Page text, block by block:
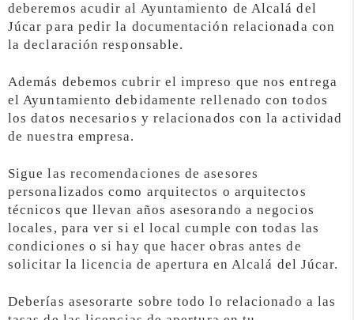
deberemos acudir al Ayuntamiento de Alcalá del
Júcar para pedir la documentación relacionada con
la declaración responsable.
Además debemos cubrir el impreso que nos entrega
el Ayuntamiento debidamente rellenado con todos
los datos necesarios y relacionados con la actividad
de nuestra empresa.
Sigue las recomendaciones de asesores
personalizados como arquitectos o arquitectos
técnicos que llevan años asesorando a negocios
locales, para ver si el local cumple con todas las
condiciones o si hay que hacer obras antes de
solicitar la licencia de apertura en Alcalá del Júcar.
Deberías asesorarte sobre todo lo relacionado a las